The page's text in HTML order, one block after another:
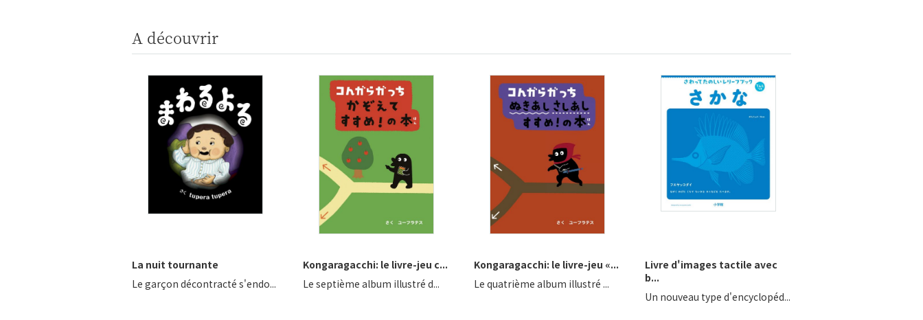
A découvrir
La nuit tournante
Le garçon décontracté s'endo...
Kongaragacchi: le livre-jeu c...
Le septième album illustré d...
Kongaragacchi: le livre-jeu «...
Le quatrième album illustré ...
Livre d'images tactile avec
b...
Un nouveau type d'encyclopéd...